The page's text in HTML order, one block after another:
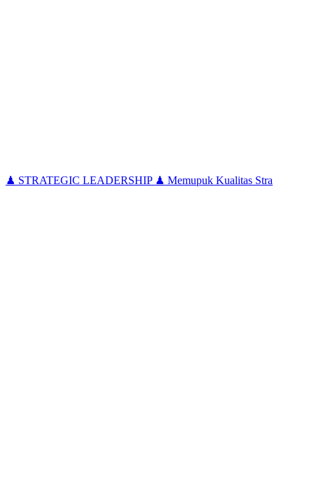
♟ STRATEGIC LEADERSHIP ♟ Memupuk Kualitas Stra